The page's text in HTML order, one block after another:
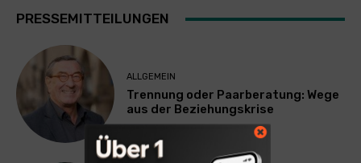
PRESSEMITTEILUNGEN
ALLGEMEIN
Trennung oder Paarberatung: Wege
aus der Beziehungskrise